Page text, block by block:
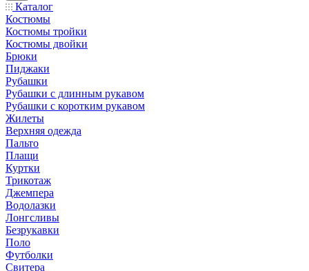
Каталог
Костюмы
Костюмы тройки
Костюмы двойки
Брюки
Пиджаки
Рубашки
Рубашки с длинным рукавом
Рубашки с коротким рукавом
Жилеты
Верхняя одежда
Пальто
Плащи
Куртки
Трикотаж
Джемпера
Водолазки
Лонгсливы
Безрукавки
Поло
Футболки
Свитера